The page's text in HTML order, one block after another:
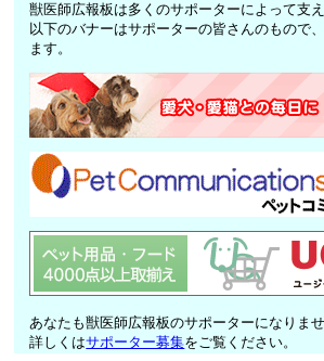
獣医師広報板は多くのサポーターによって支え
以下のバナーはサポーターの皆さんのもので
ます。
あなたも獣医師広報板のサポーターになりませ
詳しくはサポーター募集をご覧ください。